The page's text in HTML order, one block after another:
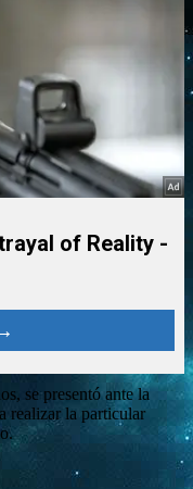
se presentó ante la
realizar la particular